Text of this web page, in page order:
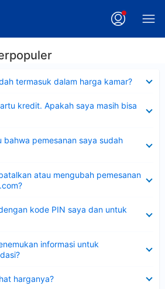
termasuk dalam harga kamar?
kredit. Apakah saya masih bisa
bahwa pemesanan saya sudah
atau mengubah pemesanan
kode PIN saya dan untuk
informasi untuk
harganya?